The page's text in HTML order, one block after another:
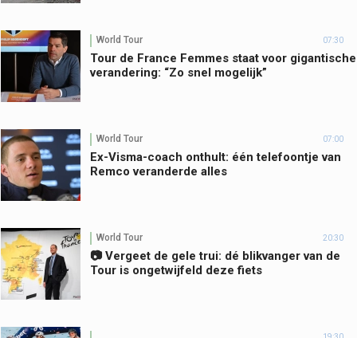
World Tour 07:30
Tour de France Femmes staat voor gigantische
verandering: “Zo snel mogelijk”
World Tour 07:00
Ex-Visma-coach onthult: één telefoontje van
Remco veranderde alles
World Tour 20:30
📷 Vergeet de gele trui: dé blikvanger van de
Tour is ongetwijfeld deze fiets